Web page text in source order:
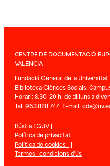
CENTRE DE DOCUMENTACIÓ
VALENCIA
Fundació General de la Universitat
Biblioteca Ciènces Socials.
Horari: 8.30-20 h. de dilluns a
Tel. 963 828 747 E-mail:
Bústia FGUV|
Política de privacitat
Política de cookies |
Termes i condicions d’ús